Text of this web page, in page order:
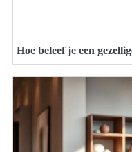
Hoe beleef je een